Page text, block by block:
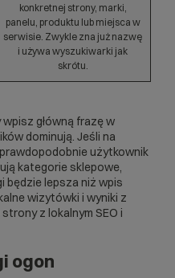
konkretnej strony, marki,
panelu, produktu lub miejsca w
serwisie. Zwykle zna już nazwę
i używa wyszukiwarki jak
skrótu.
główną frazę w
dominują. Jeśli na
użytkownik
kategorie sklepowe,
będzie lepsza niż wpis
wizytówki i wyniki z
strony z lokalnym SEO i
ogon